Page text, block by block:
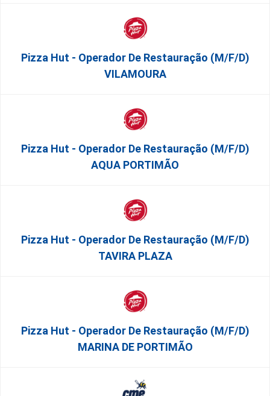
Pizza Hut - Operador De Restauração (m/f/d)
VILAMOURA
Pizza Hut - Operador De Restauração (m/f/d)
AQUA PORTIMÃO
Pizza Hut - Operador De Restauração (m/f/d)
TAVIRA PLAZA
Pizza Hut - Operador De Restauração (m/f/d)
MARINA DE PORTIMÃO